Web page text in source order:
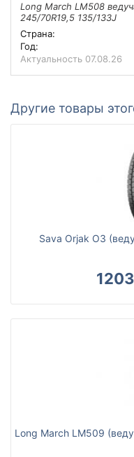
Long March LM508
245/70R19,5 135/133J
Страна:
Год:
Актуальность 07.08.26
Другие товары
Sava Orjak O3
Long March LM509